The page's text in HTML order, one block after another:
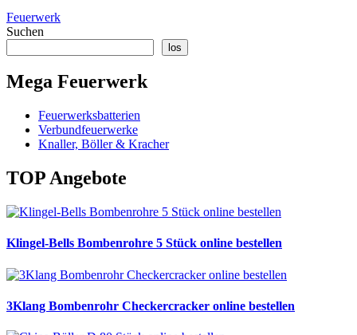
Feuerwerk
Suchen
los
Mega Feuerwerk
Feuerwerksbatterien
Verbundfeuerwerke
Knaller, Böller & Kracher
TOP Angebote
Klingel-Bells Bombenrohre 5 Stück online bestellen
3Klang Bombenrohr Checkercracker online bestellen